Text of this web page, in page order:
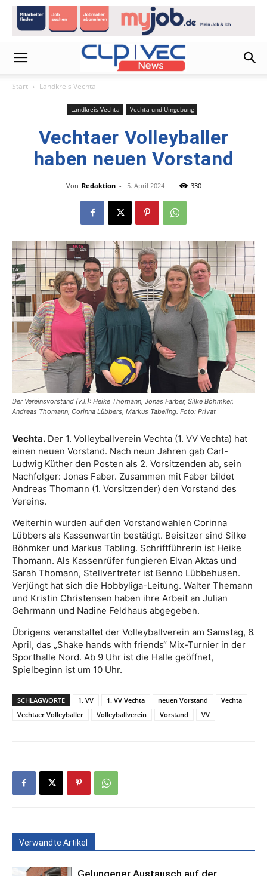
Start Landkreis Vechta
Landkreis Vechta Vechta und Umgebung
Vechtaer Volleyballer
haben neuen Vorstand
Von Redaktion - 5. April 2024 330
Der Vereinsvorstand (v.l.): Heike Thomann, Jonas Farber, Silke Böhmker,
Andreas Thomann, Corinna Lübbers, Markus Tabeling. Foto: Privat
Vechta. Der 1. Volleyballverein Vechta (1. VV Vechta) hat
einen neuen Vorstand. Nach neun Jahren gab Carl-
Ludwig Küther den Posten als 2. Vorsitzenden ab, sein
Nachfolger: Jonas Faber. Zusammen mit Faber bildet
Andreas Thomann (1. Vorsitzender) den Vorstand des
Vereins.
Weiterhin wurden auf den Vorstandwahlen Corinna
Lübbers als Kassenwartin bestätigt. Beisitzer sind Silke
Böhmker und Markus Tabling. Schriftführerin ist Heike
Thomann. Als Kassenrüfer fungieren Elvan Aktas und
Sarah Thomann, Stellvertreter ist Benno Lübbehusen.
Verjüngt hat sich die Hobbyliga-Leitung. Walter Themann
und Kristin Christensen haben ihre Arbeit an Julian
Gehrmann und Nadine Feldhaus abgegeben.
Übrigens veranstaltet der Volleyballverein am Samstag, 6.
April, das „Shake hands with friends“ Mix-Turnier in der
Sporthalle Nord. Ab 9 Uhr ist die Halle geöffnet,
Spielbeginn ist um 10 Uhr.
SCHLAGWORTE 1. VV 1. VV Vechta neuen Vorstand
Vechta
Vechtaer Volleyballer
Volleyballverein Vorstand VV
Verwandte Artikel
Gelungener Austausch auf der